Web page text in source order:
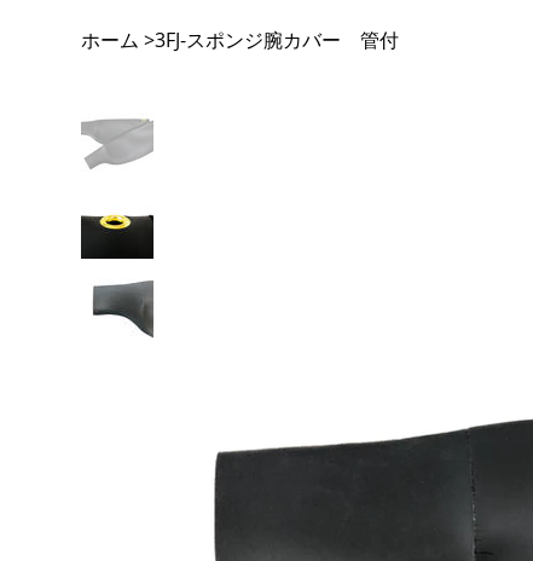
ホーム >3FJ-スポンジ腕カバー 管付